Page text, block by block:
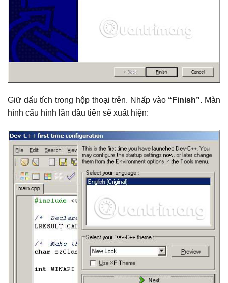
Giữ dấu tích trong hộp thoại trên. Nhấp vào “Finish”. Màn
hình cấu hình lần đầu tiên sẽ xuất hiện: